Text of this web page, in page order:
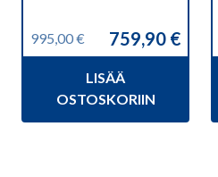
995,00€
Alkuperäinen
hinta
995,00 €.
759,90 €
Nykyinen
hinta
759,90 €.
LISÄÄ
OSTOSKORIIN